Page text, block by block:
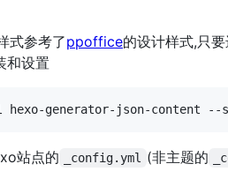
式参考了ppoffice的设计样式,只
和设置
站点的 _config.yml (非主题的